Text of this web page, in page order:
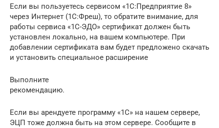
Если вы пользуетесь сервисом «1С:Предприятие 8»
через Интернет (1C:Фреш), то обратите внимание, для
работы сервиса «1С-ЭДО» сертификат должен быть
установлен локально, на вашем компьютере. При
добавлении сертификата вам будет предложено скачать
и установить специальное расширение
Выполните
рекомендацию.
Если вы арендуете программу «1С» на нашем сервере,
ЭЦП тоже должна быть на этом сервере. Сообщите в